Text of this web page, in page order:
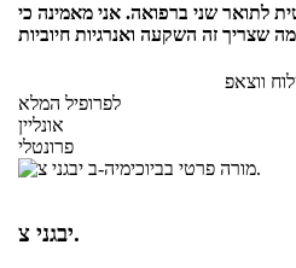
לתואר שני ברפואה. אני מאמינה כי
ווצאפ
לפרופיל המלא
אונליין
פרונטלי
יבגני צ.